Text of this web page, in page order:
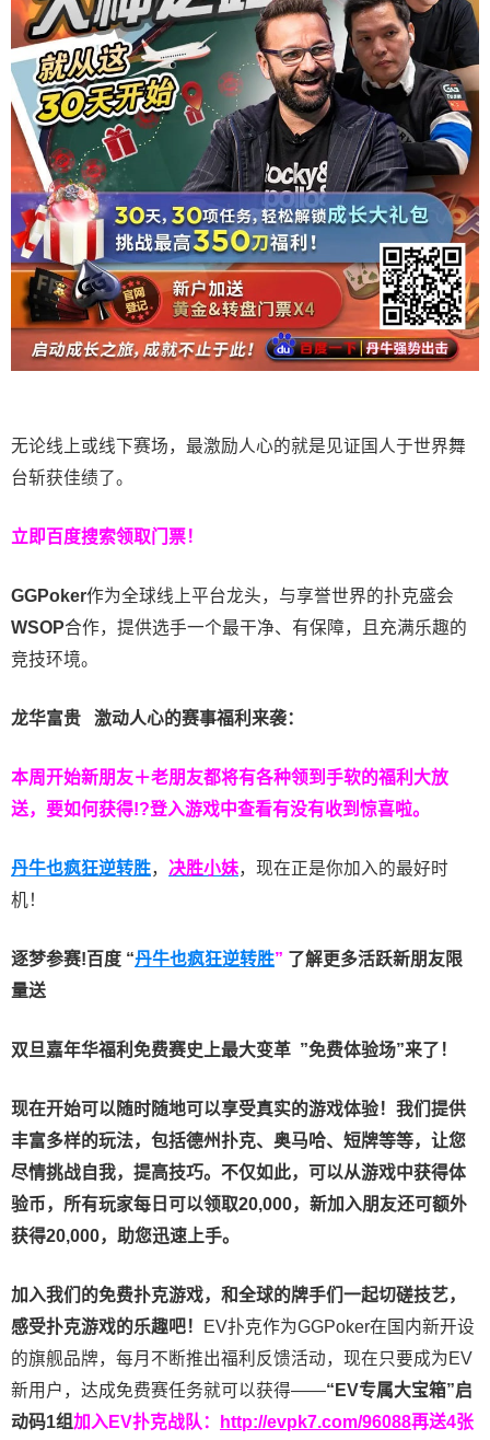
无论线上或线下赛场，最激励人心的就是见证国人于世界舞
台斩获佳绩了。
立即百度搜索领取门票！
GGPoker作为全球线上平台龙头，与享誉世界的扑克盛会
WSOP合作，提供选手一个最干净、有保障，且充满乐趣的
竞技环境。
龙华富贵 激动人心的赛事福利来袭：
本周开始新朋友＋老朋友都将有各种领到手软的福利大放
送，要如何获得!?登入游戏中查看有没有收到惊喜啦。
丹牛也疯狂逆转胜， 决胜小妹，现在正是你加入的最好时
机！
逐梦参赛!百度 “丹牛也疯狂逆转胜” 了解更多活跃新朋友限
量送
双旦嘉年华福利 免费赛史上最大变革 ”免费体验场”来了！
现在开始可以随时随地可以享受真实的游戏体验！我们提供
丰富多样的玩法，包括德州扑克、奥马哈、短牌等等，让您
尽情挑战自我，提高技巧。不仅如此， 可以从游戏中获得体
验币，所有玩家每日可以领取20,000，新加入朋友还可额外
获得20,000，助您迅速上手。
加入我们的免费扑克游戏，和全球的牌手们一起切磋技艺，
感受扑克游戏的乐趣吧！
EV扑克作为GGPoker在国内新开设
的旗舰品牌，每月不断推出福利反馈活动，现在只要成为EV
新用户，达成免费赛任务就可以获得——“EV专属大宝箱”启
动码1组加入EV扑克战队： http://evpk7.com/96088再送4张